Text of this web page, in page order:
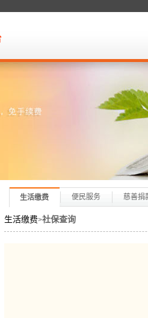
生活缴费 便民服务 慈善捐
生活缴费>社保查询